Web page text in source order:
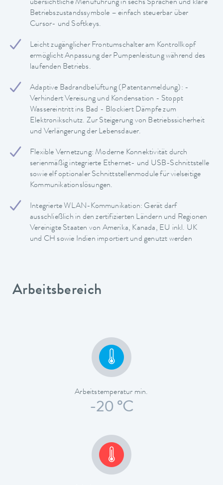
übersichtliche Menüführung in sechs Sprachen und klare
Betriebszustandssymbole – einfach steuerbar über
Cursor- und Softkeys.
Leicht zugänglicher Frontumschalter am Kontrollkopf
ermöglicht Anpassung der Pumpenleistung während des
laufenden Betriebs.
Adaptive Badrandbelüftung (Patentanmeldung): -
Verhindert Vereisung und Kondensation - Stoppt
Wassereintritt ins Bad - Blockiert Dämpfe zum
Elektronikschutz. Zur Steigerung von Betriebssicherheit
und Verlängerung der Lebensdauer.
Flexible Vernetzung: Moderne Konnektivität durch
serienmäßig integrierte Ethernet- und USB-Schnittstelle
sowie elf optionaler Schnittstellenmodule für vielseitige
Kommunikationslösungen.
Integrierte WLAN-Kommunikation: Gerät darf
ausschließlich in den zertifizierten Ländern und Regionen
Vereinigte Staaten von Amerika, Kanada, EU inkl. UK
und CH sowie Indien importiert und genutzt werden
Arbeitsbereich
Arbeitstemperatur min.
-20 °C